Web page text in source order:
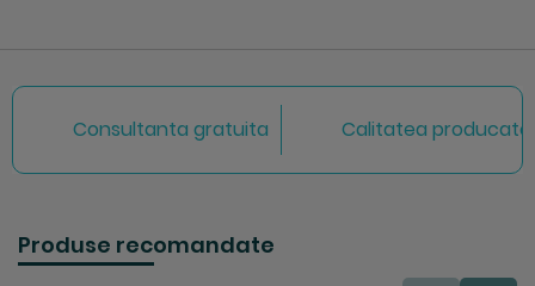
Consultanta gratuita Calitatea
Produse recomandate